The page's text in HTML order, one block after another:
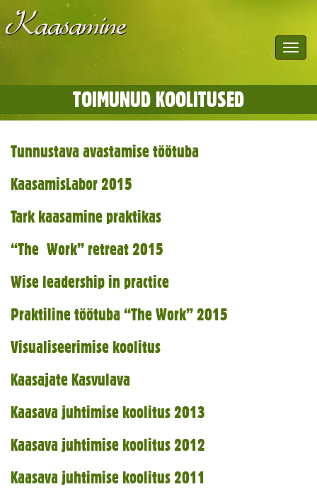
Toggle
TOIMUNUD KOOLITUSED
Tunnustava avastamise töötuba
KaasamisLabor 2015
Tark kaasamine praktikas
“The Work” retreat 2015
Wise leadership in practice
Praktiline töötuba “The Work” 2015
Visualiseerimise koolitus
Kaasajate Kasvulava
Kaasava juhtimise koolitus 2013
Kaasava juhtimise koolitus 2012
Kaasava juhtimise koolitus 2011